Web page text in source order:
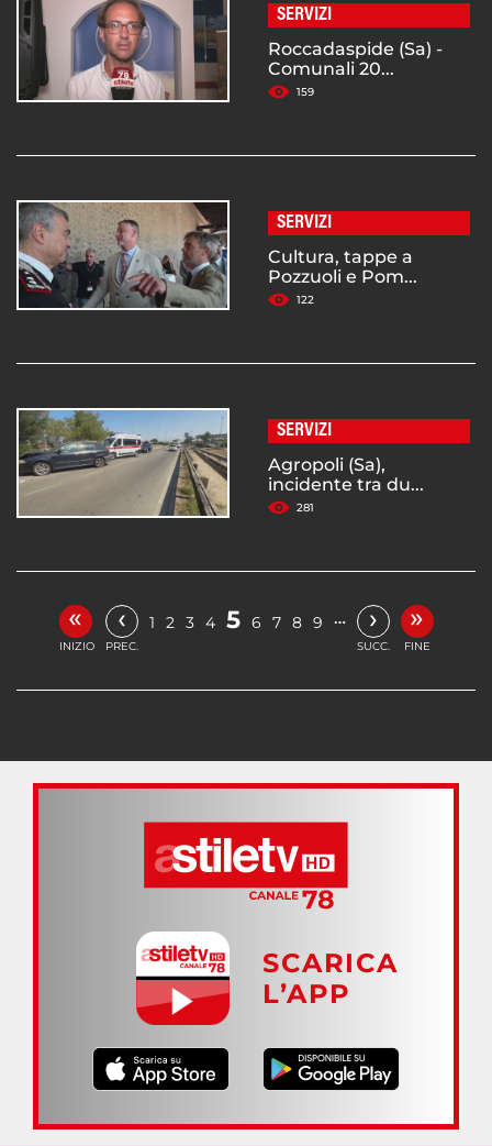
SERVIZI
Roccadaspide (Sa) -
Comunali 20...
159
SERVIZI
Cultura, tappe a
Pozzuoli e Pom...
122
SERVIZI
Agropoli (Sa),
incidente tra du...
281
«
INIZIO
‹
PREC.
1 2 3 4 5 6 7 8 9 … ›
SUCC.
»
FINE
SCARICA
L’APP